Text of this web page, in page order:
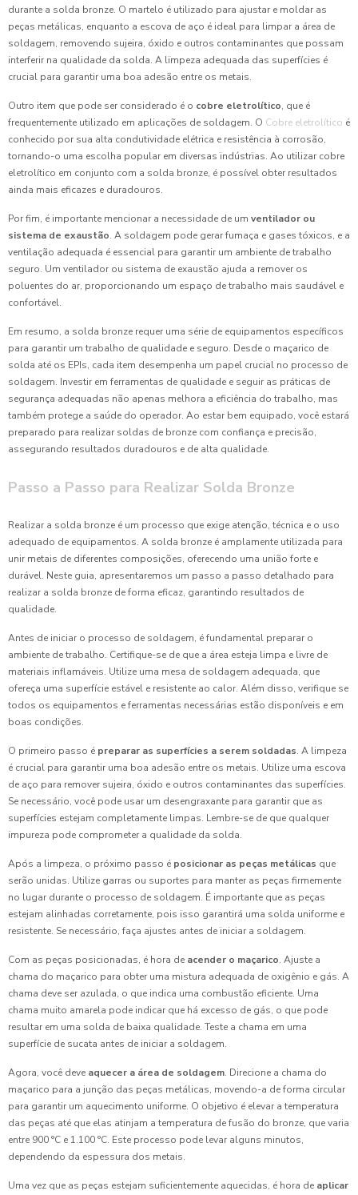
durante a solda bronze. O martelo é utilizado para ajustar e moldar as
peças metálicas, enquanto a escova de aço é ideal para limpar a área de
soldagem, removendo sujeira, óxido e outros contaminantes que possam
interferir na qualidade da solda. A limpeza adequada das superfícies é
crucial para garantir uma boa adesão entre os metais.
Outro item que pode ser considerado é o cobre eletrolítico, que é
frequentemente utilizado em aplicações de soldagem. O Cobre eletrolítico é
conhecido por sua alta condutividade elétrica e resistência à corrosão,
tornando-o uma escolha popular em diversas indústrias. Ao utilizar cobre
eletrolítico em conjunto com a solda bronze, é possível obter resultados
ainda mais eficazes e duradouros.
Por fim, é importante mencionar a necessidade de um ventilador ou
sistema de exaustão. A soldagem pode gerar fumaça e gases tóxicos, e a
ventilação adequada é essencial para garantir um ambiente de trabalho
seguro. Um ventilador ou sistema de exaustão ajuda a remover os
poluentes do ar, proporcionando um espaço de trabalho mais saudável e
confortável.
Em resumo, a solda bronze requer uma série de equipamentos específicos
para garantir um trabalho de qualidade e seguro. Desde o maçarico de
solda até os EPIs, cada item desempenha um papel crucial no processo de
soldagem. Investir em ferramentas de qualidade e seguir as práticas de
segurança adequadas não apenas melhora a eficiência do trabalho, mas
também protege a saúde do operador. Ao estar bem equipado, você estará
preparado para realizar soldas de bronze com confiança e precisão,
assegurando resultados duradouros e de alta qualidade.
Passo a Passo para Realizar Solda Bronze
Realizar a solda bronze é um processo que exige atenção, técnica e o uso
adequado de equipamentos. A solda bronze é amplamente utilizada para
unir metais de diferentes composições, oferecendo uma união forte e
durável. Neste guia, apresentaremos um passo a passo detalhado para
realizar a solda bronze de forma eficaz, garantindo resultados de
qualidade.
Antes de iniciar o processo de soldagem, é fundamental preparar o
ambiente de trabalho. Certifique-se de que a área esteja limpa e livre de
materiais inflamáveis. Utilize uma mesa de soldagem adequada, que
ofereça uma superfície estável e resistente ao calor. Além disso, verifique se
todos os equipamentos e ferramentas necessárias estão disponíveis e em
boas condições.
O primeiro passo é preparar as superfícies a serem soldadas. A limpeza
é crucial para garantir uma boa adesão entre os metais. Utilize uma escova
de aço para remover sujeira, óxido e outros contaminantes das superfícies.
Se necessário, você pode usar um desengraxante para garantir que as
superfícies estejam completamente limpas. Lembre-se de que qualquer
impureza pode comprometer a qualidade da solda.
Após a limpeza, o próximo passo é posicionar as peças metálicas que
serão unidas. Utilize garras ou suportes para manter as peças firmemente
no lugar durante o processo de soldagem. É importante que as peças
estejam alinhadas corretamente, pois isso garantirá uma solda uniforme e
resistente. Se necessário, faça ajustes antes de iniciar a soldagem.
Com as peças posicionadas, é hora de acender o maçarico. Ajuste a
chama do maçarico para obter uma mistura adequada de oxigênio e gás. A
chama deve ser azulada, o que indica uma combustão eficiente. Uma
chama muito amarela pode indicar que há excesso de gás, o que pode
resultar em uma solda de baixa qualidade. Teste a chama em uma
superfície de sucata antes de iniciar a soldagem.
Agora, você deve aquecer a área de soldagem. Direcione a chama do
maçarico para a junção das peças metálicas, movendo-a de forma circular
para garantir um aquecimento uniforme. O objetivo é elevar a temperatura
das peças até que elas atinjam a temperatura de fusão do bronze, que varia
entre 900 °C e 1.100 °C. Este processo pode levar alguns minutos,
dependendo da espessura dos metais.
Uma vez que as peças estejam suficientemente aquecidas, é hora de aplicar